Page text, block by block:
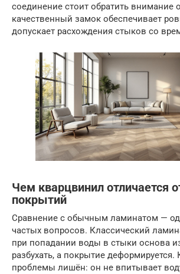
соединение стоит обратить внимание
качественный замок обеспечивает
допускает расхождения стыков со
Чем кварцвинил отличается
покрытий
Сравнение с обычным ламинатом —
частых вопросов. Классический
при попадании воды в стыки основа
разбухать, а покрытие
проблемы лишён: он не впитывает